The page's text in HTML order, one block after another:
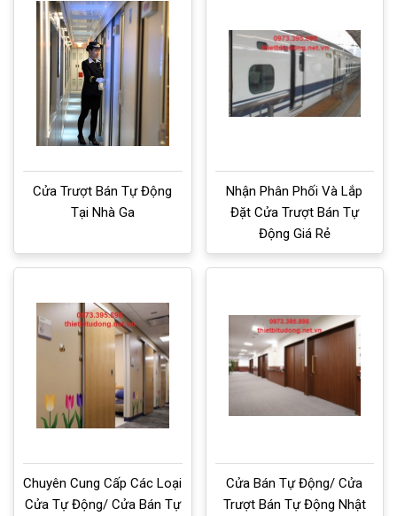
Cửa Trượt Bán Tự Động
Tại Nhà Ga
Nhận Phân Phối Và Lắp
Đặt Cửa Trượt Bán Tự
Động Giá Rẻ
Chuyên Cung Cấp Các Loại
Cửa Tự Động/ Cửa Bán Tự
Cửa Bán Tự Động/ Cửa
Trượt Bán Tự Động Nhật